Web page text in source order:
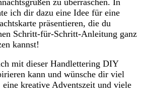
ich dir dazu eine Idee für eine
präsentieren, die du
Schritt-für-Schritt-Anleitung ganz
kannst!
mit dieser Handlettering DIY
kann und wünsche dir viel
kreative Adventszeit und viele